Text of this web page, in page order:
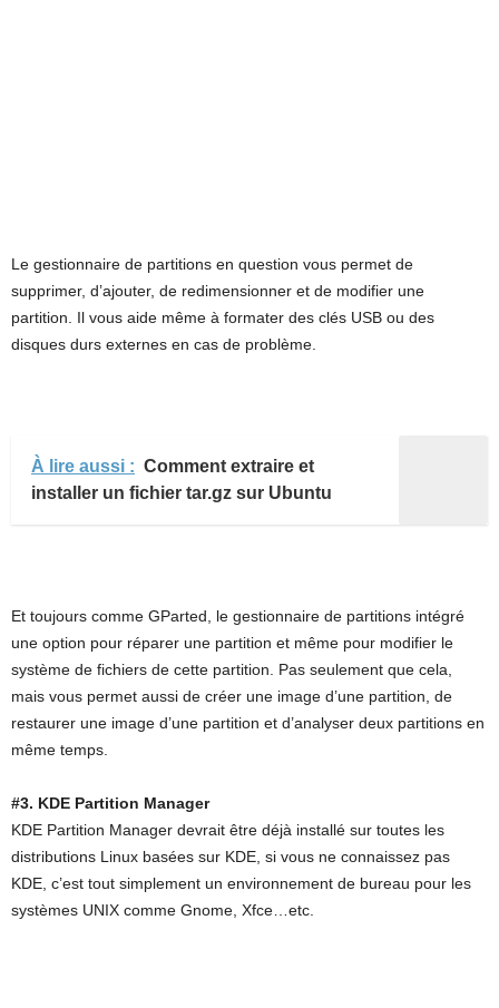
Le gestionnaire de partitions en question vous permet de
supprimer, d’ajouter, de redimensionner et de modifier une
partition. Il vous aide même à formater des clés USB ou des
disques durs externes en cas de problème.
À lire aussi : Comment extraire et
installer un fichier tar.gz sur Ubuntu
Et toujours comme GParted, le gestionnaire de partitions intégré
une option pour réparer une partition et même pour modifier le
système de fichiers de cette partition. Pas seulement que cela,
mais vous permet aussi de créer une image d’une partition, de
restaurer une image d’une partition et d’analyser deux partitions en
même temps.
#3. KDE Partition Manager
KDE Partition Manager devrait être déjà installé sur toutes les
distributions Linux basées sur KDE, si vous ne connaissez pas
KDE, c’est tout simplement un environnement de bureau pour les
systèmes UNIX comme Gnome, Xfce…etc.